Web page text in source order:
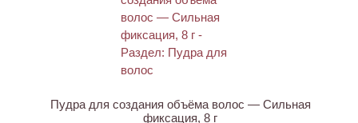
Пудра для создания объёма волос — Сильная
фиксация, 8 г